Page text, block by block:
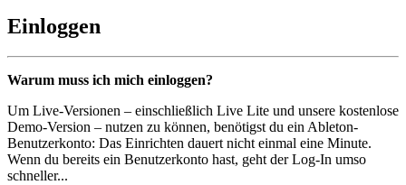
Einloggen
Warum muss ich mich einloggen?
Um Live-Versionen – einschließlich Live Lite und unsere kostenlose
Demo-Version – nutzen zu können, benötigst du ein Ableton-
Benutzerkonto: Das Einrichten dauert nicht einmal eine Minute.
Wenn du bereits ein Benutzerkonto hast, geht der Log-In umso
schneller...